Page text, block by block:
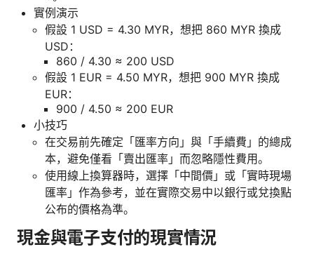
實例演示
假設 1 USD = 4.30 MYR，想把 860 MYR 換成
USD：
860 / 4.30 ≈ 200 USD
假設 1 EUR = 4.50 MYR，想把 900 MYR 換成
EUR：
900 / 4.50 ≈ 200 EUR
小技巧
在交易前先確定「匯率方向」與「手續費」的總成
本，避免僅看「賣出匯率」而忽略隱性費用。
使用線上換算器時，選擇「中間價」或「實時現場
匯率」作為參考，並在實際交易中以銀行或兌換點
公布的價格為準。
現金與電子支付的現實情況